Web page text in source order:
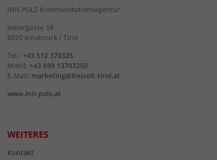
INN.PULS Kommunikationsagentur
Valiergasse 58
6020 Innsbruck / Tirol
Tel.: +43 512 370325
Mobil: +43 699 13703250
E-Mail: marketing@freizeit-tirol.at
www.inn-puls.at
WEITERES
Kontakt